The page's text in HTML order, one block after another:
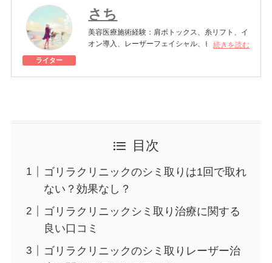
ライター
さち
美容医療施術経験：肩ボトックス、糸リフト、イ
オン導入、レーザーフェイシャル、ヒアルロン酸
続きを読む
目次
​​ゴリラクリニックのシミ取りは1回で取れ
ない？効果なし？
ゴリラクリニックシミ取り治療に関する
良い口コミ
ゴリラクリニックのシミ取りレーザー治